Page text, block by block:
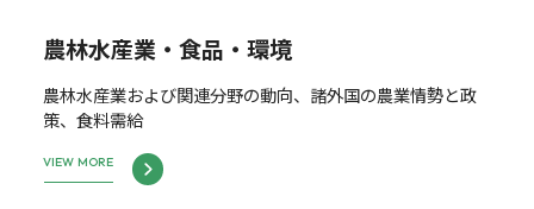
農林水産業・食品・環境
農林水産業および関連分野の動向、諸外国の農業情勢と政
策、食料需給
VIEW MORE